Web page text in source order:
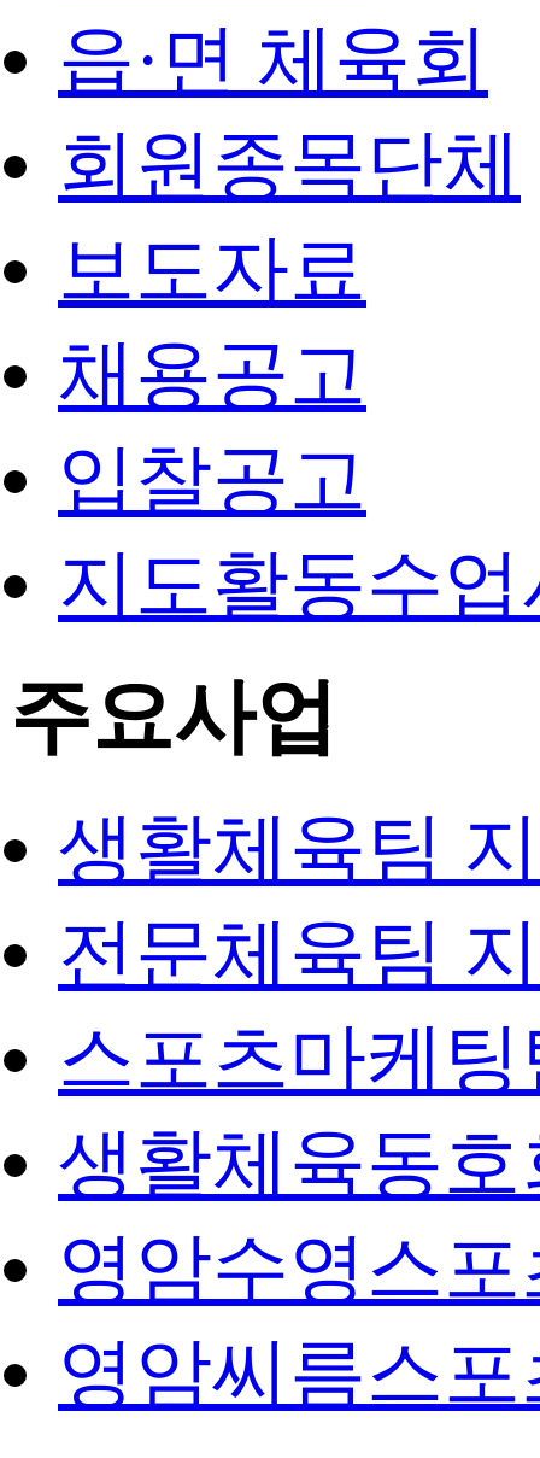
읍·면 체육회
회원종목단체
보도자료
채용공고
입찰공고
지도활동수
주요사업
생활체육팀
전문체육팀
스포츠마케
생활체육동
영암수영스
영암씨름스